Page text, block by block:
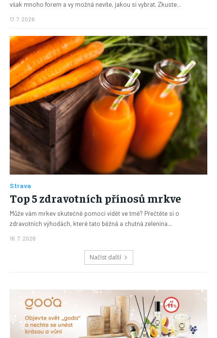
však mnoho forem a vy možná nevíte, jakou si vybrat. Zkuste...
17. 7. 2026
Strava
Top 5 zdravotních přínosů mrkve
Může vám mrkev skutečně pomoci vidět ve tmě? Přečtěte si o
zdravotních výhodách, které tato běžná a chutná zelenina...
16. 7. 2026
Načíst další